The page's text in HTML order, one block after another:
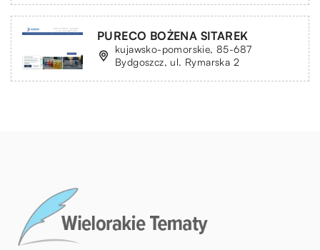
PURECO BOŻENA SITAREK
kujawsko-pomorskie, 85-687
Bydgoszcz, ul. Rymarska 2